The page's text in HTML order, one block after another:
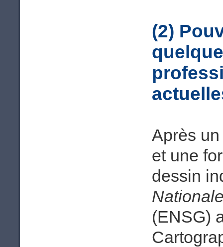
(2)
Après
et une
dessin
(ENSG)